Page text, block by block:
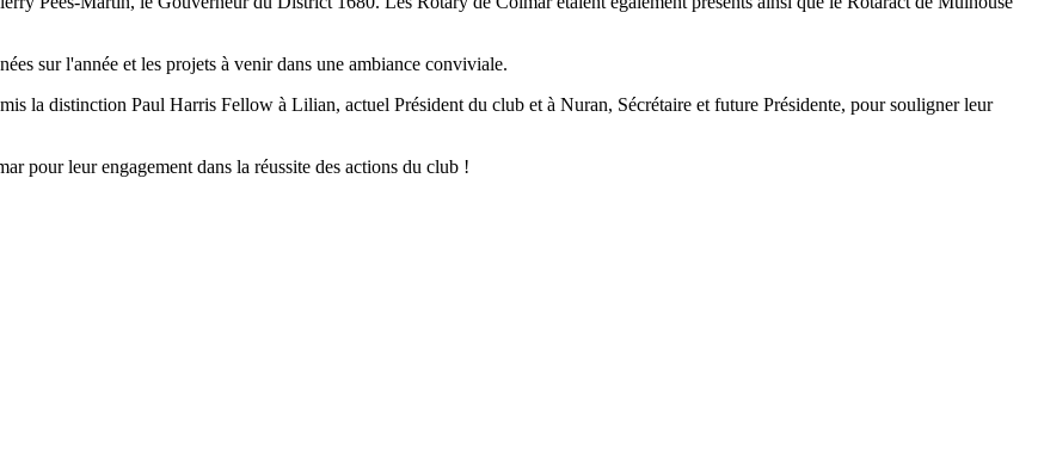
sur l'année et les projets à venir dans une ambiance conviviale.
la distinction Paul Harris Fellow à Lilian, actuel Président du club et à Nuran, Sécrétaire et future Présidente, pour souligner leur
pour leur engagement dans la réussite des actions du club !